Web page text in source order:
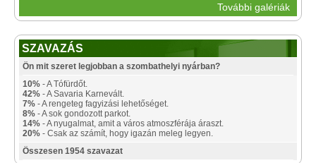
További galériák
SZAVAZÁS
Ön mit szeret legjobban a szombathelyi nyárban?
10% - A Tófürdőt.
42% - A Savaria Karnevált.
7% - A rengeteg fagyizási lehetőséget.
8% - A sok gondozott parkot.
14% - A nyugalmat, amit a város atmoszférája áraszt.
20% - Csak az számít, hogy igazán meleg legyen.
Összesen 1954 szavazat